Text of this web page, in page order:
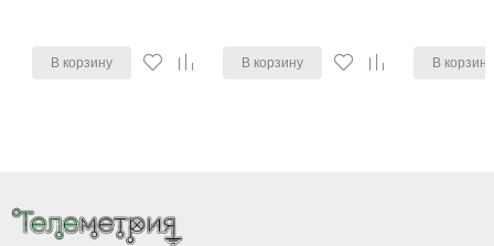
В корзину В корзину В корзину